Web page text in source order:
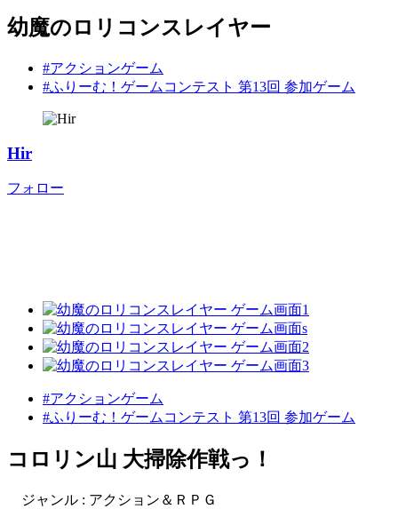
幼魔のロリコンスレイヤー
#アクションゲーム
#ふりーむ！ゲームコンテスト 第13回 参加ゲーム
Hir
フォロー
#アクションゲーム
#ふりーむ！ゲームコンテスト 第13回 参加ゲーム
コロリン山 大掃除作戦っ！
ジャンル : アクション＆ＲＰＧ